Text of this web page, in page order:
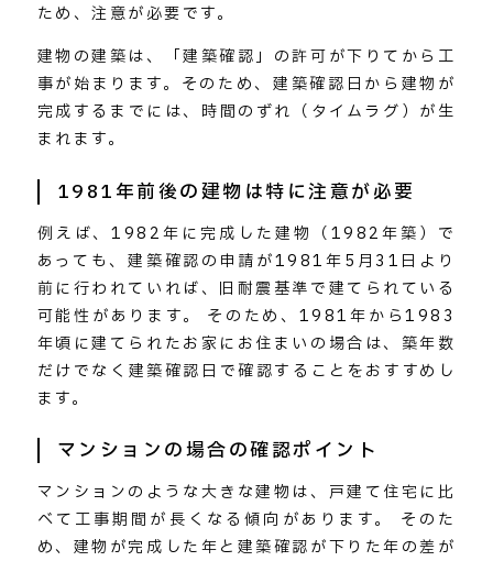
ため、注意が必要です。
建物の建築は、「建築確認」の許可が下りてから工
事が始まります。そのため、建築確認日から建物が
完成するまでには、時間のずれ（タイムラグ）が生
まれます。
1981年前後の建物は特に注意が必要
例えば、1982年に完成した建物（1982年築）で
あっても、建築確認の申請が1981年5月31日より
前に行われていれば、旧耐震基準で建てられている
可能性があります。 そのため、1981年から1983
年頃に建てられたお家にお住まいの場合は、築年数
だけでなく建築確認日で確認することをおすすめし
ます。
マンションの場合の確認ポイント
マンションのような大きな建物は、戸建て住宅に比
べて工事期間が長くなる傾向があります。 そのた
め、建物が完成した年と建築確認が下りた年の差が